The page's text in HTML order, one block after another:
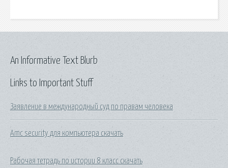
Links to Important Stuff
Заявление в международный суд по правам человека
Amc security для компьютера скачать
Рабочая тетрадь по истории 8 класс скачать
An Informative Text Blurb